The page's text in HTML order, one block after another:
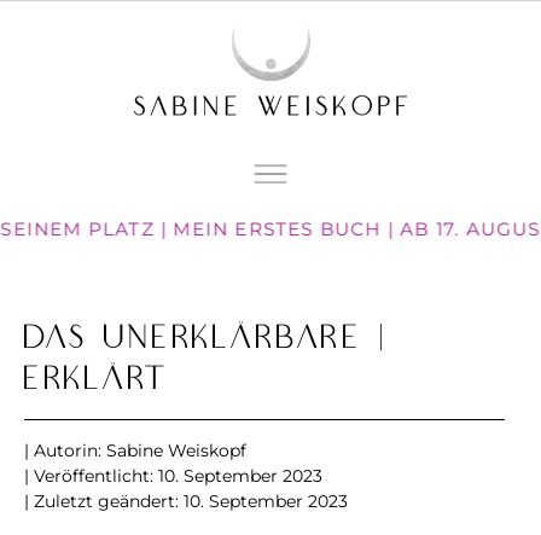
PLATZ | MEIN ERSTES BUCH | AB 17.
Das Unerklärbare |
erklärt
| Autorin: Sabine Weiskopf
| Veröffentlicht: 10. September 2023
| Zuletzt geändert: 10. September 2023